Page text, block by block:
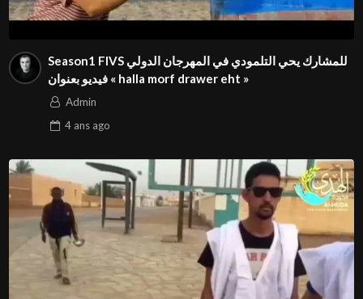
Season1 FIVS للمشارك يحي التلمودي في المهرجان الدولي
« the reward from allah » ⁩فيديو بعنوان
Admin
4 ansago